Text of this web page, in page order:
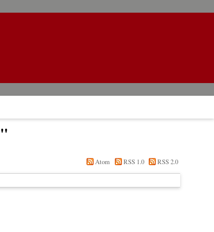
"
Atom RSS 1.0 RSS 2.0